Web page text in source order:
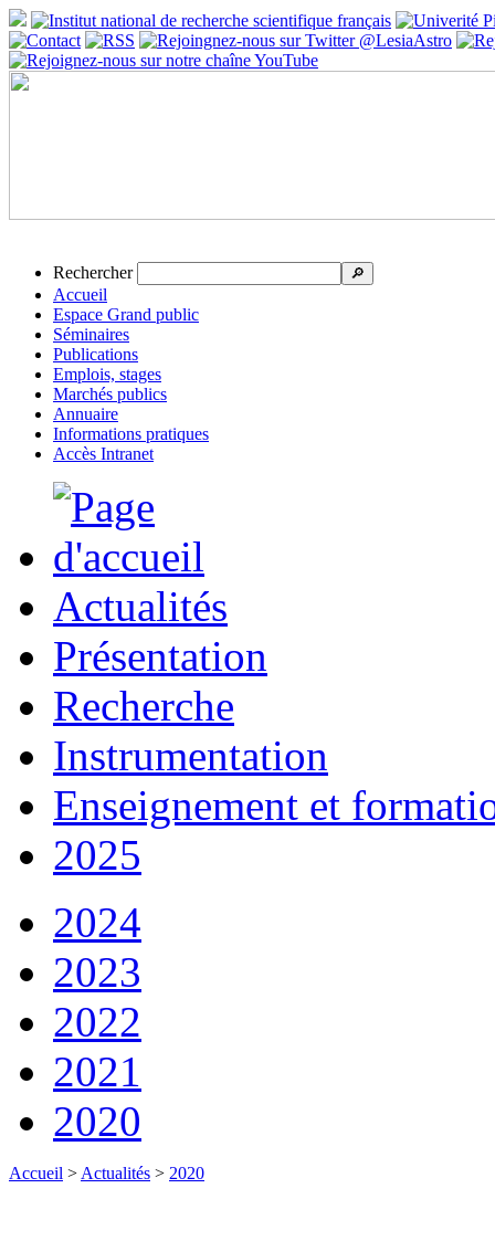
Rechercher 🔎
Accueil
Espace Grand public
Séminaires
Publications
Emplois, stages
Marchés publics
Annuaire
Informations pratiques
Accès Intranet
Actualités
Présentation
Recherche
Instrumentation
Enseignement et
2025
2024
2023
2022
2021
2020
Accueil > Actualités > 2020